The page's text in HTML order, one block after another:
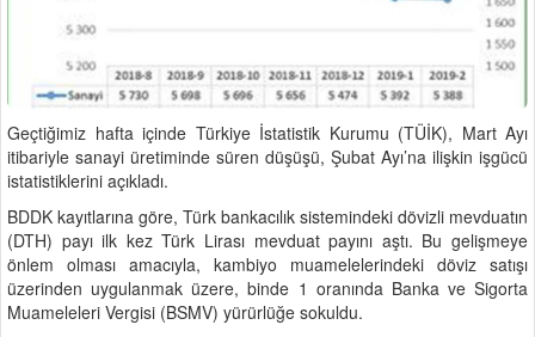
Geçtiğimiz hafta içinde Türkiye İstatistik Kurumu (TÜİK), Mart Ayı
itibariyle sanayi üretiminde süren düşüşü, Şubat Ayı’na ilişkin işgücü
istatistiklerini açıkladı.
BDDK kayıtlarına göre, Türk bankacılık sistemindeki dövizli mevduatın
(DTH) payı ilk kez Türk Lirası mevduat payını aştı. Bu gelişmeye
önlem olması amacıyla, kambiyo muamelelerindeki döviz satışı
üzerinden uygulanmak üzere, binde 1 oranında Banka ve Sigorta
Muameleleri Vergisi (BSMV) yürürlüğe sokuldu.